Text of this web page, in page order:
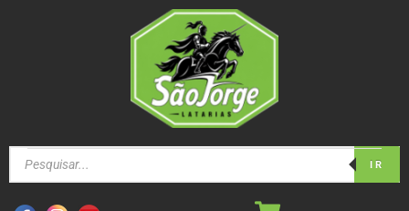
IR